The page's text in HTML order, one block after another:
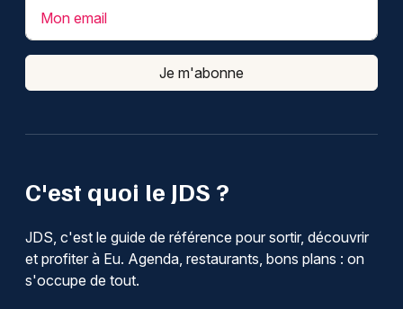
C'est quoi le JDS ?
JDS, c'est le guide de référence pour sortir, découvrir
et profiter à Eu. Agenda, restaurants, bons plans : on
s'occupe de tout.
Mon email
Je m'abonne